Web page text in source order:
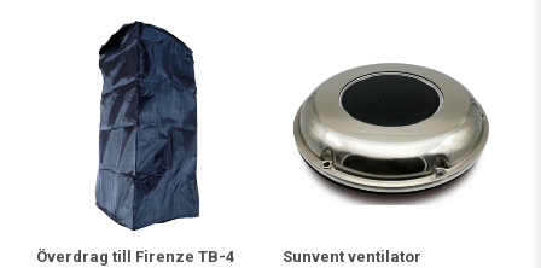
Överdrag till Firenze TB-4 Sunvent ventilator